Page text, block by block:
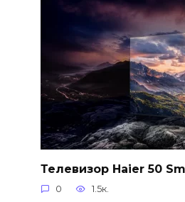
Телевизор Haier 50
0 1.5к.